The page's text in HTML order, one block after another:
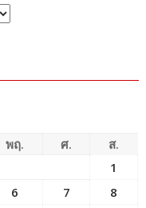
พฤ. ศ.
ส.
1
6 7
8